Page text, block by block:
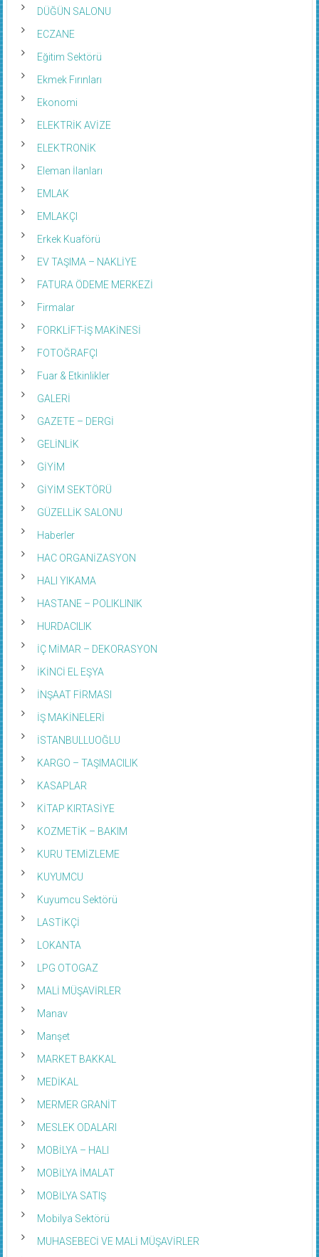
DÜĞÜN SALONU
ECZANE
Eğitim Sektörü
Ekmek Fırınları
Ekonomi
ELEKTRİK AVİZE
ELEKTRONİK
Eleman İlanları
EMLAK
EMLAKÇI
Erkek Kuaförü
EV TAŞIMA – NAKLİYE
FATURA ÖDEME MERKEZİ
Firmalar
FORKLİFT-İŞ MAKİNESİ
FOTOĞRAFÇI
Fuar & Etkinlikler
GALERİ
GAZETE – DERGİ
GELİNLİK
GİYİM
GİYİM SEKTÖRÜ
GÜZELLİK SALONU
Haberler
HAC ORGANİZASYON
HALI YIKAMA
HASTANE – POLIKLINIK
HURDACILIK
İÇ MİMAR – DEKORASYON
İKİNCİ EL EŞYA
İNŞAAT FİRMASI
İŞ MAKİNELERİ
İSTANBULLUOĞLU
KARGO – TAŞIMACILIK
KASAPLAR
KİTAP KIRTASİYE
KOZMETİK – BAKIM
KURU TEMİZLEME
KUYUMCU
Kuyumcu Sektörü
LASTİKÇİ
LOKANTA
LPG OTOGAZ
MALİ MÜŞAVİRLER
Manav
Manşet
MARKET BAKKAL
MEDİKAL
MERMER GRANİT
MESLEK ODALARI
MOBİLYA – HALI
MOBİLYA İMALAT
MOBİLYA SATIŞ
Mobilya Sektörü
MUHASEBECİ VE MALİ MÜŞAVİRLER